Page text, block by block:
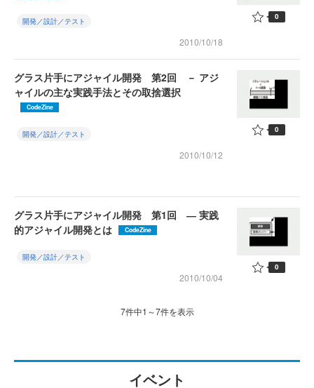
開発／設計／テスト
2010/10/18
0
グラス片手にアジャイル開発 第2回 － アジ
ャイルの主な実践手法とその取捨選択
CodeZine
開発／設計／テスト
2010/10/12
0
グラス片手にアジャイル開発 第1回 ― 実践
的アジャイル開発とは
CodeZine
開発／設計／テスト
2010/10/04
0
7件中1～7件を表示
イベント